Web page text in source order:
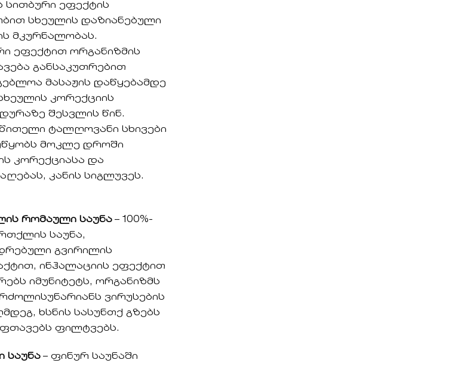
სითბური ეფექტის
სხეულის დაზიანებული
მკურნალობას.
ეფექტით ორგანიზმის
განსაკუთრებით
მასაჟის დაწყებამდე
კორექციის
შესვლის წინ.
ტალღოვანი სხივები
მოკლე დროში
კორექციასა და
კანის სიგლუვეს.
რომაული საუნა – 100%-
საუნა,
გვირილის
ინჰალაციის ეფექტით
იმუნიტეტს, ორგანიზმს
ვირუსების
ხსნის სასუნთქ გზებს
ფილტვებს.
საუნა – ფინურ საუნაში